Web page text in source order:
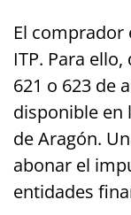
El comprador
ITP. Para
621 o 623 de
disponible en
de Aragón.
abonar el
entidades